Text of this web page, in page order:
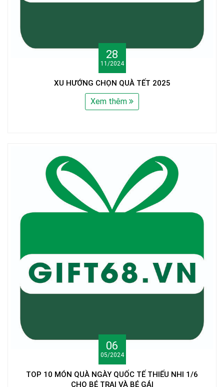
28
11/2024
XU HƯỚNG CHỌN QUÀ TẾT 2025
Xem thêm
06
05/2024
TOP 10 MÓN QUÀ NGÀY QUỐC TẾ THIẾU NHI 1/6
CHO BÉ TRAI VÀ BÉ GÁI